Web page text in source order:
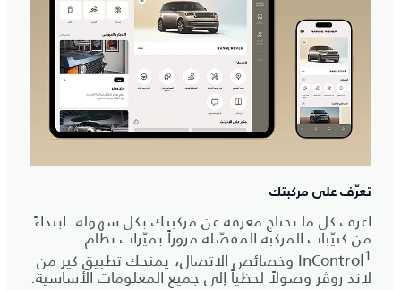
تعرّف على مركبتك
اعرف كل ما تحتاج معرفه عن مركبتك بكل سهولة. ابتداءً
من كتيّبات المركبة المفصّلة مروراً بميّزات نظام
InControl1 وخصائص الاتصال، يمنحك تطبيق كير من
لاند روڤر وصولاً لحظياً إلى جميع المعلومات الأساسية.